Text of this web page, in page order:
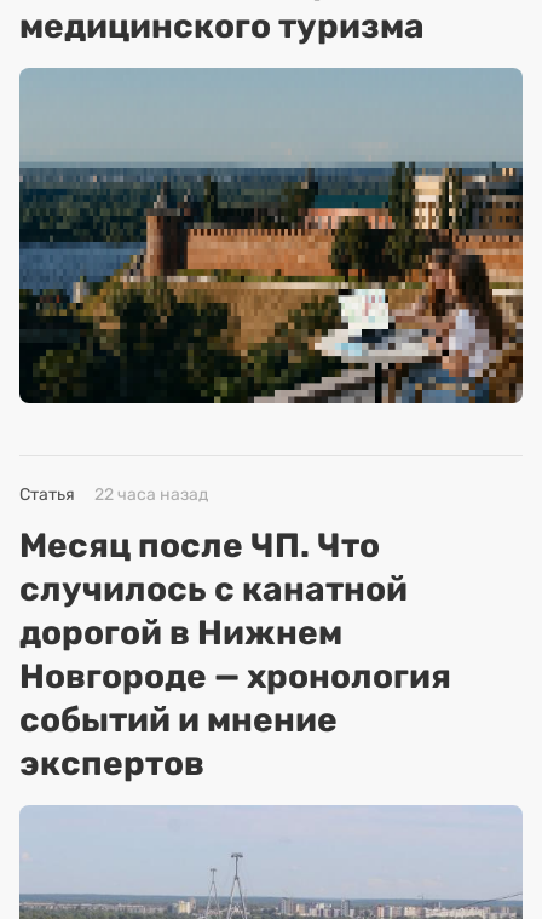
медицинского туризма
Статья 22 часа назад
Месяц после ЧП. Что
случилось с канатной
дорогой в Нижнем
Новгороде — хронология
событий и мнение
экспертов